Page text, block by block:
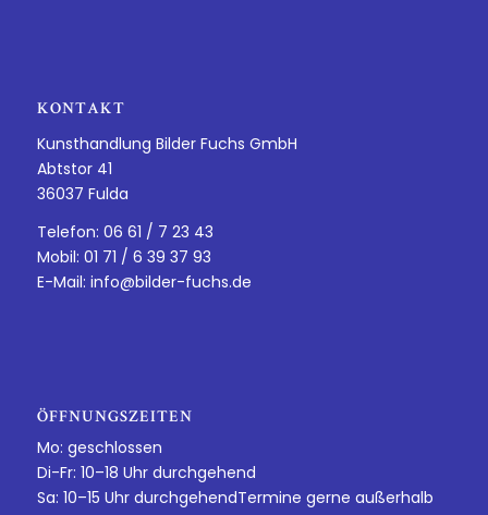
KONTAKT
Kunsthandlung Bilder Fuchs GmbH
Abtstor 41
36037 Fulda
Telefon: 06 61 / 7 23 43
Mobil: 01 71 / 6 39 37 93
E-Mail: info@bilder-fuchs.de
ÖFFNUNGSZEITEN
Mo: geschlossen
Di-Fr: 10–18 Uhr durchgehend
Sa: 10–15 Uhr durchgehendTermine gerne außerhalb